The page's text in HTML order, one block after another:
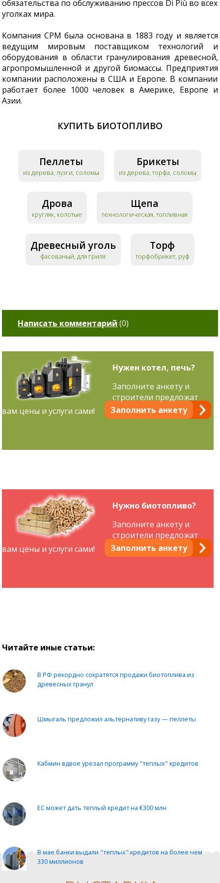
обязательства по обслуживанию прессов Di Più во всех
уголках мира.
Компания CPM была основана в 1883 году и является
ведущим мировым поставщиком технологий и
оборудования в области гранулирования древесной,
агропромышленной и другой биомассы. Предприятия
компании расположены в США и Европе. В компании
работает более 1000 человек в Америке, Европе и
Азии.
КУПИТЬ БИОТОПЛИВО
Пеллеты
из дерева, лузги, соломы
Брикеты
из дерева, торфа, соломы
Дрова
кругляк, колотые
Щепа
технологическая, топливная
Древесный уголь
фасованый, для гриля
Торф
торфобрикет, руф
Написать комментарий (0)
Нужен котел, печь?
Заполнить анкету
Заполните анкету и
строители предложат
вам цены и услуги сами!
Нужно биотопливо?
Заполнить анкету
Заполните анкету и
строители предложат
вам цены и услуги сами!
Читайте иные статьи:
В РФ рекордно сократятся продажи биотоплива из
древесных гранул
Шмыгаль предложил альтернативу газу — пеллеты
Кабмин вдвое урезал программу "теплых" кредитов
ЕС может дать теплый кредит на €300 млн
В мае банки выдали "теплых" кредитов на более чем
330 миллионов